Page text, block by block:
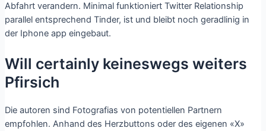
Abfahrt verandern. Minimal funktioniert Twitter Relationship
parallel entsprechend Tinder, ist und bleibt noch geradlinig in
der Iphone app eingebaut.
Will certainly keineswegs weiters
Pfirsich
Die autoren sind Fotografi­as von potentiellen Partnern
empfohlen. Anhand des Herzbuttons oder des eigenen «X»